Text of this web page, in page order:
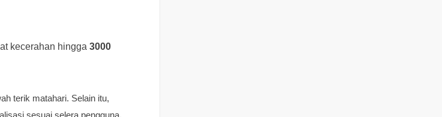
kecerahan hingga 3000
terik matahari. Selain itu,
sesuai selera pengguna.